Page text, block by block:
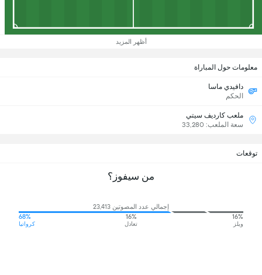
أظهر المزيد
معلومات حول المباراة
دافيدي ماسا
الحكم
ملعب كارديف سيتي
سعة الملعب: 33,280
توقعات
من سيفوز؟
إجمالي عدد المصوتين 23,413
16%
ويلز
16%
تعادل
68%
كرواتيا